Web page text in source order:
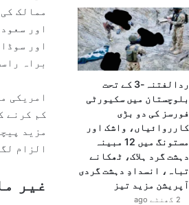
ممالک
براہ
امریکی
کم کرنے
مزید
الزام
غیر
ردالفتنہ-3 کے تحت
بلوچستان میں سکیورٹی
فورسز کی دو بڑی
کارروائیاں، واشک اور
مستونگ میں 12 مبینہ
دہشت گرد ہلاک، ٹھکانے
تباہ، انسدادِ دہشت گردی
آپریشن مزید تیز
2 گھنٹے ago